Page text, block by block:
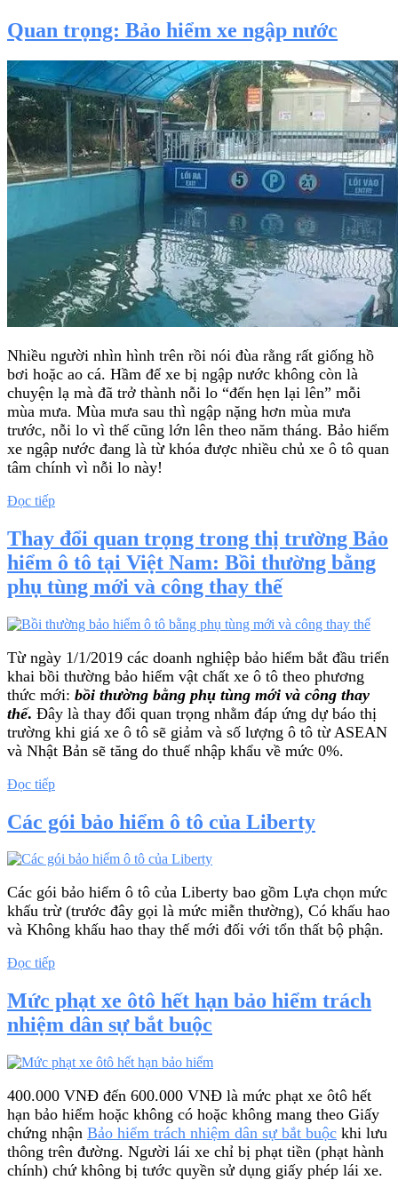
Quan trọng: Bảo hiểm xe ngập nước
Nhiều người nhìn hình trên rồi nói đùa rằng rất giống hồ
bơi hoặc ao cá. Hầm để xe bị ngập nước không còn là
chuyện lạ mà đã trở thành nỗi lo “đến hẹn lại lên” mỗi
mùa mưa. Mùa mưa sau thì ngập nặng hơn mùa mưa
trước, nỗi lo vì thế cũng lớn lên theo năm tháng. Bảo hiểm
xe ngập nước đang là từ khóa được nhiều chủ xe ô tô quan
tâm chính vì nỗi lo này!
Đọc tiếp“Quan
Bảo
hiểm
xe
ngập
nước”
Thay đổi quan trọng trong thị trường Bảo
hiểm ô tô tại Việt Nam: Bồi thường bằng
phụ tùng mới và công thay thế
Từ ngày 1/1/2019 các doanh nghiệp bảo hiểm bắt đầu triển
khai bồi thường bảo hiểm vật chất xe ô tô theo phương
thức mới: bồi thường bằng phụ tùng mới và công thay
thế. Đây là thay đổi quan trọng nhằm đáp ứng dự báo thị
trường khi giá xe ô tô sẽ giảm và số lượng ô tô từ ASEAN
và Nhật Bản sẽ tăng do thuế nhập khẩu về mức 0%.
Đọc tiếp“Thay
quan
trọng
thị
Bảo
hiểm
ô
tô
tại
Nam:
Bồi
thường
bằng
phụ
tùng
mới
và
công
thay
thế”
Các gói bảo hiểm ô tô của Liberty
Các gói bảo hiểm ô tô của Liberty bao gồm Lựa chọn mức
khấu trừ (trước đây gọi là mức miễn thường), Có khấu hao
và Không khấu hao thay thế mới đối với tổn thất bộ phận.
Đọc tiếp“Các
bảo
hiểm
ô
của
Liberty”
Mức phạt xe ôtô hết hạn bảo hiểm trách
nhiệm dân sự bắt buộc
400.000 VNĐ đến 600.000 VNĐ là mức phạt xe ôtô hết
hạn bảo hiểm hoặc không có hoặc không mang theo Giấy
chứng nhận Bảo hiểm trách nhiệm dân sự bắt buộc khi lưu
thông trên đường. Người lái xe chỉ bị phạt tiền (phạt hành
chính) chứ không bị tước quyền sử dụng giấy phép lái xe.